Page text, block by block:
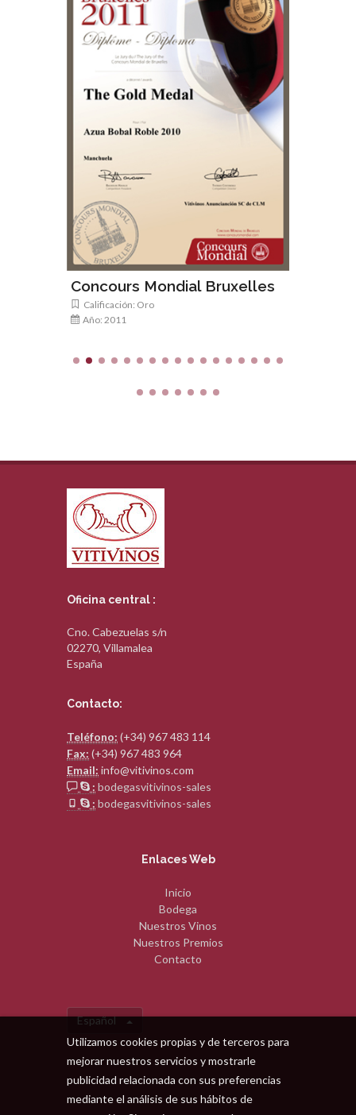
Concours Mondial Bruxelles
Calificación: Oro
Año: 2011
Oficina central :
Cno. Cabezuelas s/n
02270, Villamalea
España
Contacto:
Teléfono: (+34) 967 483 114
Fax: (+34) 967 483 964
Email: info@vitivinos.com
: bodegasvitivinos-sales
: bodegasvitivinos-sales
Enlaces Web
Inicio
Bodega
Nuestros Vinos
Nuestros Premios
Contacto
Español
Utilizamos cookies propias y de terceros para
mejorar nuestros servicios y mostrarle
publicidad relacionada con sus preferencias
mediante el análisis de sus hábitos de